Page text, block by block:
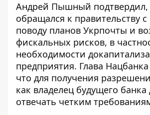
Андрей Пышный подтвердил,
обращался к правительству
поводу планов Укрпочты и
фискальных рисков, в
необходимости
предприятия. Глава
что для получения
как владелец будущего
отвечать четким